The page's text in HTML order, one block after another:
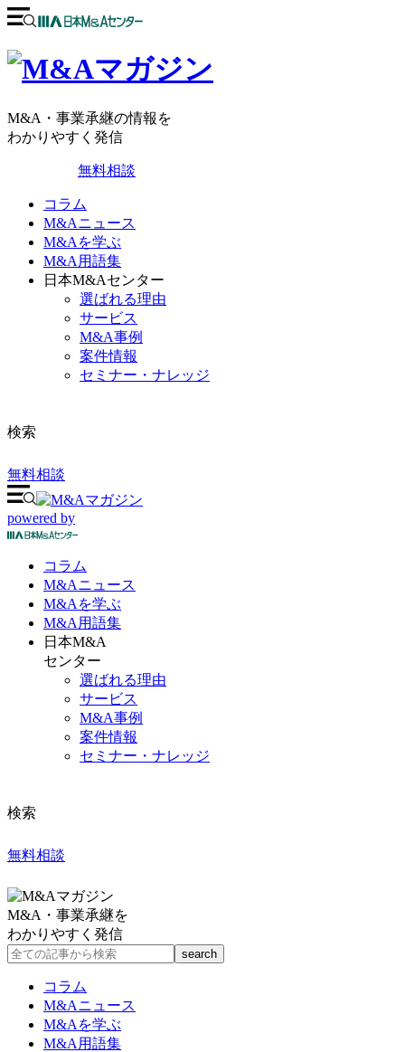
M&A・事業承継の情報を
わかりやすく発信
無料相談
コラム
M&Aニュース
M&Aを学ぶ
M&A用語集
日本M&Aセンター
選ばれる理由
サービス
M&A事例
案件情報
セミナー・ナレッジ
検索
無料相談
powered by
コラム
M&Aニュース
M&Aを学ぶ
M&A 用語集
日本M&A
センター
選ばれる理由
サービス
M&A事例
案件情報
セミナー・ナレッジ
検索
無料相談
M&A・事業承継を
わかりやすく発信
コラム
M&Aニュース
M&Aを学ぶ
M&A用語集